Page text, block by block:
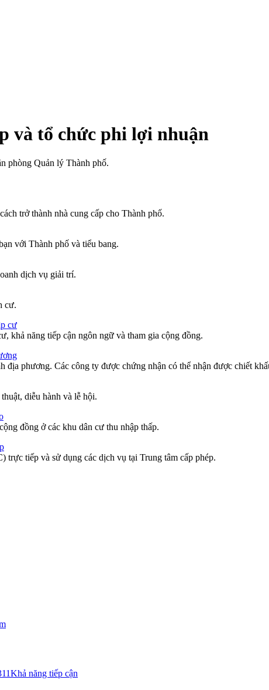
và tổ chức phi lợi nhuận
phòng Quản lý Thành phố.
trở thành nhà cung cấp cho Thành phố.
với Thành phố và tiểu bang.
dịch vụ giải trí.
cư.
cư
khả năng tiếp cận ngôn ngữ và tham gia cộng đồng.
phương. Các công ty được chứng nhận có thể nhận được chiết
diễu hành và lễ hội.
đồng ở các khu dân cư thu nhập thấp.
trực tiếp và sử dụng các dịch vụ tại Trung tâm cấp phép.
Khả năng tiếp cận